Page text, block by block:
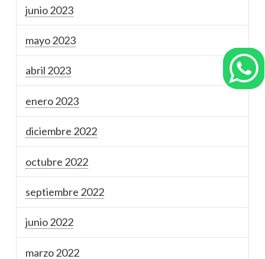
junio 2023
mayo 2023
abril 2023
enero 2023
diciembre 2022
octubre 2022
septiembre 2022
junio 2022
marzo 2022